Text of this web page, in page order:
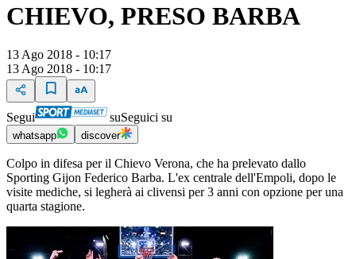
CHIEVO, PRESO BARBA
13 Ago 2018 - 10:17
13 Ago 2018 - 10:17
Segui suSeguici su
whatsapp discover
Colpo in difesa per il Chievo Verona, che ha prelevato dallo
Sporting Gijon Federico Barba. L'ex centrale dell'Empoli, dopo le
visite mediche, si legherà ai clivensi per 3 anni con opzione per una
quarta stagione.